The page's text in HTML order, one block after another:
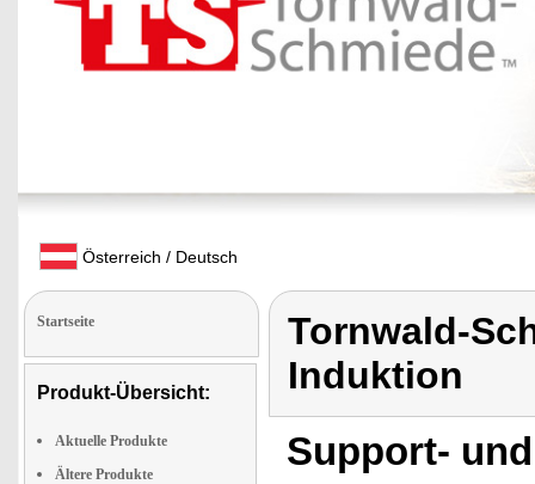
Österreich / Deutsch
Startseite
Produkt-Übersicht:
Aktuelle Produkte
Ältere Produkte
Tornwald-
Induktion
Support-